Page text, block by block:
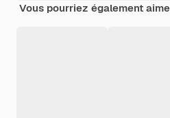
Vous pourriez également